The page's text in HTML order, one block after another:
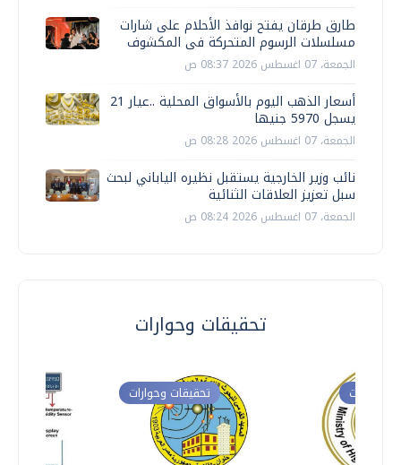
طارق طرقان يفتح نوافذ الأحلام على شارات
مسلسلات الرسوم المتحركة فى المكشوف
الجمعة، 07 اغسطس 2026 08:37 ص
أسعار الذهب اليوم بالأسواق المحلية ..عيار 21
يسجل 5970 جنيها
الجمعة، 07 اغسطس 2026 08:28 ص
نائب وزير الخارجية يستقبل نظيره الياباني لبحث
سبل تعزيز العلاقات الثنائية
الجمعة، 07 اغسطس 2026 08:24 ص
تحقيقات وحوارات
تحقيقات وحوارات وحوارات